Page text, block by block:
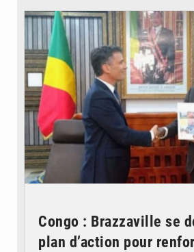
Congo : Brazzaville se
plan d’action pour